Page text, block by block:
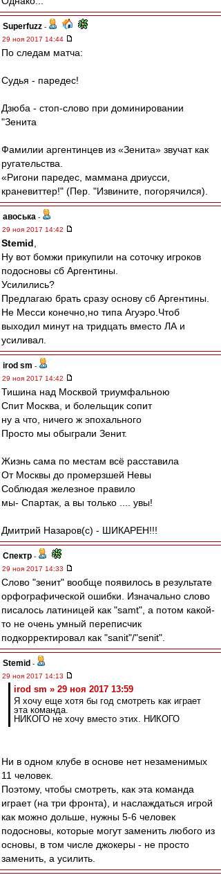
Superfuzz -
29 ноя 2017 14:44
По следам матча:
Судья - паредес!
Дзюба - стоп-слово при доминировании
"Зенита
Фамилии аргентинцев из «Зенита» звучат как
ругательства.
«Ригони паредес, маммана дриусси,
краневиттер!" (Пер. "Извините, погорячился).
авоська -
29 ноя 2017 14:42
Stemid
Ну вот бомжи прикупили на соточку игроков
подосновы сб Аргентины.
Усилились?
Предлагаю брать сразу основу сб Аргентины.
Не Месси конечно,но типа Агуэро.Чтоб
выходил минут на тридцать вместо ЛА и
усиливал.
irod sm -
29 ноя 2017 14:42
Тишина над Москвой триумфальною
Спит Москва, и болельщик сопит
ну а что, ничего ж эпохального
Просто мы обыграли Зенит.
Жизнь сама по местам всё расставила
От Москвы до промерзшей Невы
Соблюдая железное правило
мы- Спартак, а вы только .... увы!
Дмитрий Назаров(с) - ШИКАРЕН!!!
Спектр -
29 ноя 2017 14:33
Слово "зенит" вообще появилось в результате
орфографической ошибки. Изначально слово
писалось латиницей как "samt", а потом какой-
то не очень умный переписчик
подкорректировал как "sanit"/"senit".
Stemid -
29 ноя 2017 14:13
irod sm » 29 ноя 2017 13:59
Я хочу еще хотя бы год смотреть как играет
эта команда.
НИКОГО не хочу вместо этих. НИКОГО
Ни в одном клубе в основе нет незаменимых
11 человек.
Поэтому, чтобы смотреть, как эта команда
играет (на три фронта), и наслаждаться игрой
как можно дольше, нужны 5-6 человек
подосновы, которые могут заменить любого из
основы, в том числе джокеры - не просто
заменить, а усилить.